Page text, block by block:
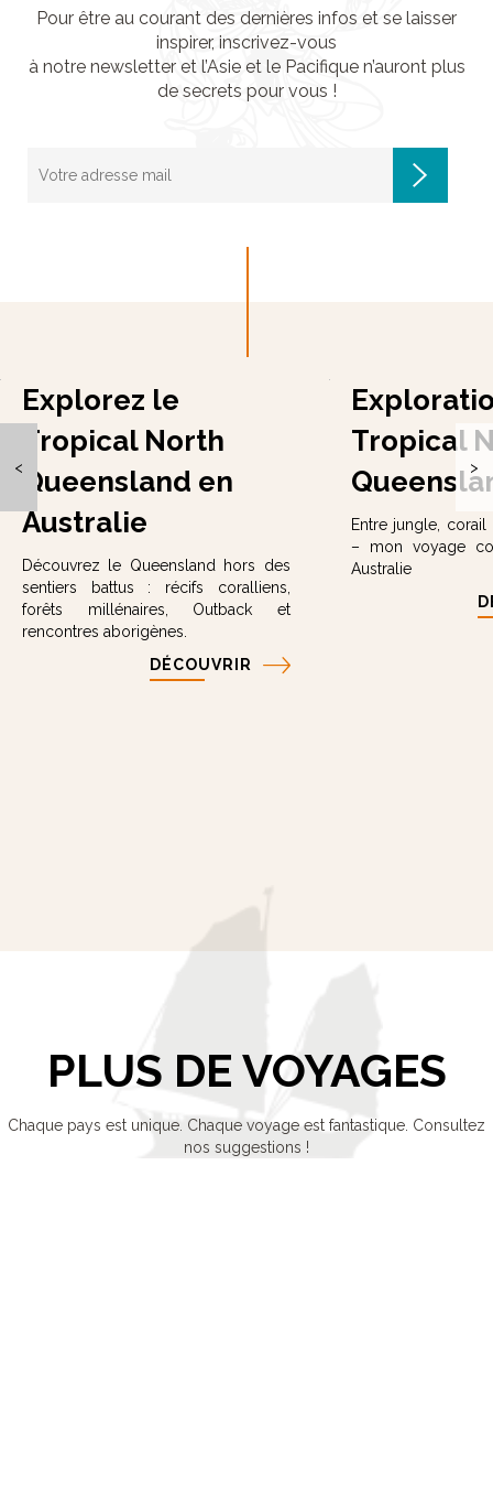
Pour être au courant des dernières infos et se laisser
inspirer, inscrivez-vous
à notre newsletter et l’Asie et le Pacifique n’auront plus
de secrets pour vous !
Explorez le
Tropical North
Queensland en
Australie
Découvrez le Queensland hors des
sentiers battus : récifs coralliens,
forêts millénaires, Outback et
rencontres aborigènes.
DÉCOUVRIR
Tropical
Entre jungle,
– mon voyage
Australie
< >
PLUS DE VOYAGES
Chaque pays est unique. Chaque voyage est fantastique. Consultez
nos suggestions !